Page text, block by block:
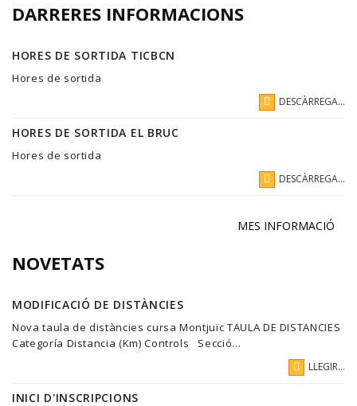
DARRERES INFORMACIONS
HORES DE SORTIDA TICBCN
Hores de sortida
DESCÀRREGA...
HORES DE SORTIDA EL BRUC
Hores de sortida
DESCÀRREGA...
MES INFORMACIÓ
NOVETATS
MODIFICACIÓ DE DISTÀNCIES
Nova taula de distàncies cursa Montjuïc TAULA DE DISTANCIES
Categoría Distancia (Km) Controls Secció...
LLEGIR...
INICI D'INSCRIPCIONS